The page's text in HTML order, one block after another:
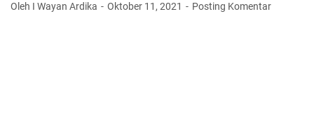
Oleh I Wayan Ardika Oktober 11, 2021 Posting Komentar